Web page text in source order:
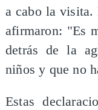
a cabo la visita.
afirmaron: "Es
detrás de la
niños y que no
Estas